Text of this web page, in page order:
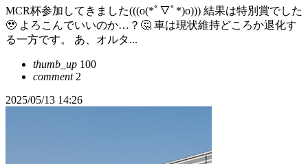
MCR杯参加してきました(((o(*ﾟ▽ﾟ*)o))) 結果は特別賞でした
🥹 よろこんでいいのか…？🤔 車は現状維持どころか退化す
る一方です。 あ、オルタ...
thumb_up 100
comment2
2025/05/13 14:26